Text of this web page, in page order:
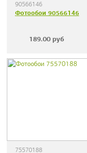
90566146
Фотообои 90566146
189.00 руб
75570188